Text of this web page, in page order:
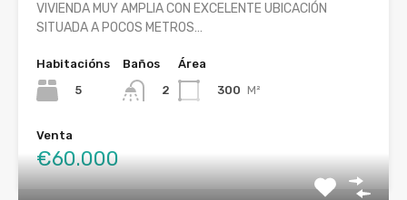
VIVIENDA MUY AMPLIA CON EXCELENTE UBICACIÓN
SITUADA A POCOS METROS…
Habitacións
5
Baños
2
Área
300 M²
Venta
€60.000